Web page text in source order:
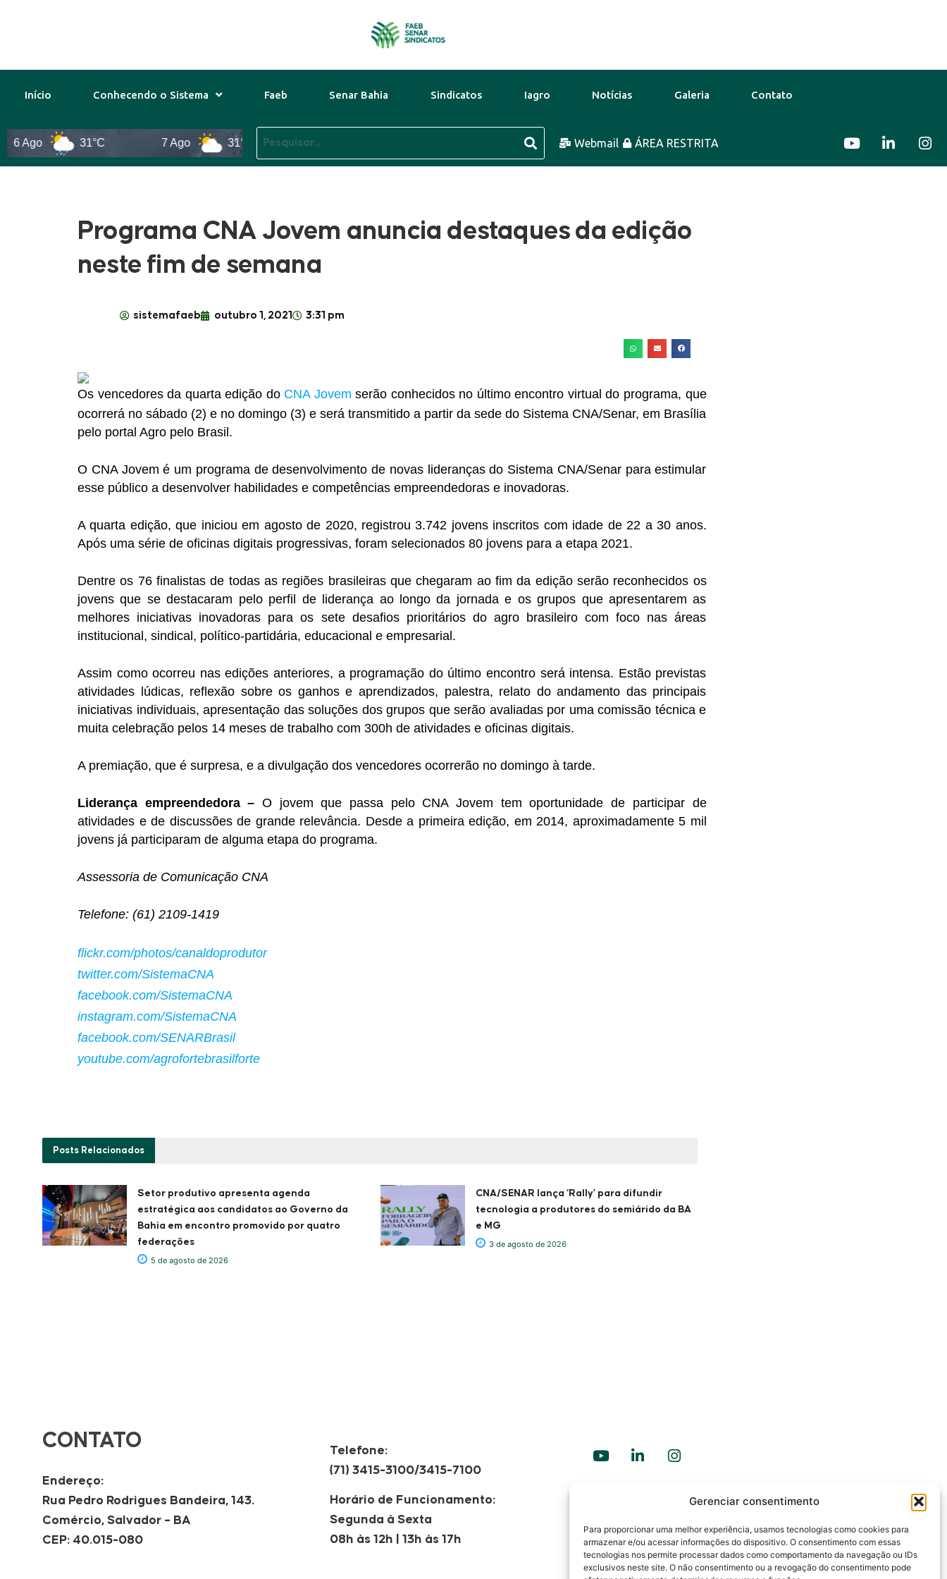
Gerenciar consentimento
Para proporcionar uma melhor experiência, usamos tecnologias como cookies para
armazenar e/ou acessar informações do dispositivo. O consentimento com essas
tecnologias nos permite processar dados como comportamento da navegação ou IDs
exclusivos neste site. O não consentimento ou a revogação do consentimento pode
Início Conhecendo o Sistema Faeb Senar Bahia Sindicatos Iagro Notícias Galeria Contato
Ago 31°C 7 Ago 31°C 8 Ago 31°C 10 Ago 30°C 12 Ago
Webmail ÁREA RESTRITA
Programa CNA Jovem anuncia destaques da edição
neste fim de semana
sistemafaeb outubro 1, 2021 3:31 pm
Os vencedores da quarta edição do CNA Jovem serão conhecidos no último encontro virtual do programa, que
ocorrerá no sábado (2) e no domingo (3) e será transmitido a partir da sede do Sistema CNA/Senar, em Brasília
pelo portal Agro pelo Brasil.
O CNA Jovem é um programa de desenvolvimento de novas lideranças do Sistema CNA/Senar para estimular
esse público a desenvolver habilidades e competências empreendedoras e inovadoras.
A quarta edição, que iniciou em agosto de 2020, registrou 3.742 jovens inscritos com idade de 22 a 30 anos.
Após uma série de oficinas digitais progressivas, foram selecionados 80 jovens para a etapa 2021.
Dentre os 76 finalistas de todas as regiões brasileiras que chegaram ao fim da edição serão reconhecidos os
jovens que se destacaram pelo perfil de liderança ao longo da jornada e os grupos que apresentarem as
melhores iniciativas inovadoras para os sete desafios prioritários do agro brasileiro com foco nas áreas
institucional, sindical, político-partidária, educacional e empresarial.
Assim como ocorreu nas edições anteriores, a programação do último encontro será intensa. Estão previstas
atividades lúdicas, reflexão sobre os ganhos e aprendizados, palestra, relato do andamento das principais
iniciativas individuais, apresentação das soluções dos grupos que serão avaliadas por uma comissão técnica e
muita celebração pelos 14 meses de trabalho com 300h de atividades e oficinas digitais.
A premiação, que é surpresa, e a divulgação dos vencedores ocorrerão no domingo à tarde.
Liderança empreendedora – O jovem que passa pelo CNA Jovem tem oportunidade de participar de
atividades e de discussões de grande relevância. Desde a primeira edição, em 2014, aproximadamente 5 mil
jovens já participaram de alguma etapa do programa.
Assessoria de Comunicação CNA
Telefone: (61) 2109-1419
flickr.com/photos/canaldoprodutor
twitter.com/SistemaCNA
facebook.com/SistemaCNA
instagram.com/SistemaCNA
facebook.com/SENARBrasil
youtube.com/agrofortebrasilforte
Posts Relacionados
Setor produtivo apresenta agenda
estratégica aos candidatos ao Governo da
Bahia em encontro promovido por quatro
federações
5 de agosto de 2026
CNA/SENAR lança ‘Rally’ para difundir
tecnologia a produtores do semiárido da BA
e MG
3 de agosto de 2026
CONTATO
Endereço:
Rua Pedro Rodrigues Bandeira, 143.
Comércio, Salvador – BA
CEP: 40.015-080
Telefone:
(71) 3415-3100/3415-7100
Horário de Funcionamento:
Segunda à Sexta
08h às 12h | 13h às 17h